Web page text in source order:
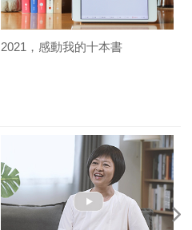
2021，感動我的十本書